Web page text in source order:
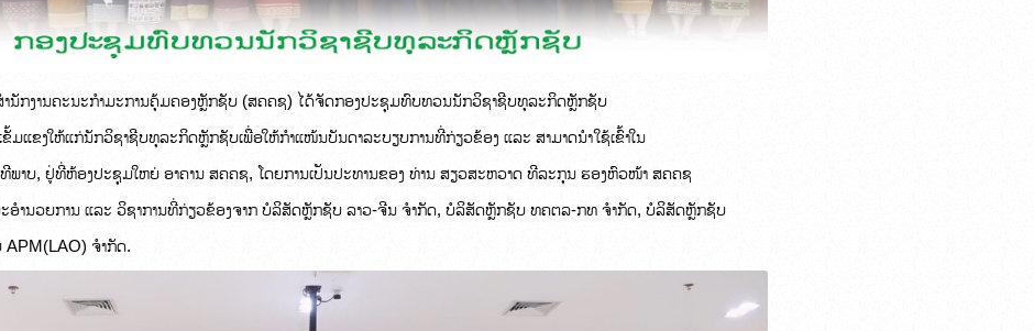
ຳນັກງານຄະນະກຳມະການຄຸ້ມຄອງຫຼັກຊັບ (ສຄຄຊ) ໄດ້ຈັດກອງປະຊຸມທົບທວນນັກວິຊາຊີບທຸລະກິດຫຼັກຊັບ
ຂັ້ມແຂງໃຫ້ແກ່ນັກວິຊາຊີບທຸລະກິດຫຼັກຊັບເພື່ອໃຫ້ກຳແໜ້ນບັນດາລະບຽບການທີ່ກ່ຽວຂ້ອງ ແລະ ສາມາດນຳໃຊ້ເຂົ້າໃນ
ທີພາບ, ຢູ່ທີ່ຫ້ອງປະຊຸມໃຫຍ່ ອາຄານ ສຄຄຊ, ໂດຍການເປັນປະທານຂອງ ທ່ານ ສຽວສະຫວາດ ທີລະກຸນ ຮອງຫົວໜ້າ ສຄຄຊ
ອຳນວຍການ ແລະ ວິຊາການທີ່ກ່ຽວຂ້ອງຈາກ ບໍລິສັດຫຼັກຊັບ ລາວ-ຈີນ ຈຳກັດ, ບໍລິສັດຫຼັກຊັບ ທຄຕລ-ກທ ຈຳກັດ, ບໍລິສັດຫຼັກຊັບ
ຈຳກັດ.